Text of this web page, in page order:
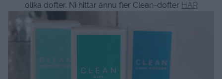
olika dofter. Ni hittar ännu fler Clean-dofter HÄR